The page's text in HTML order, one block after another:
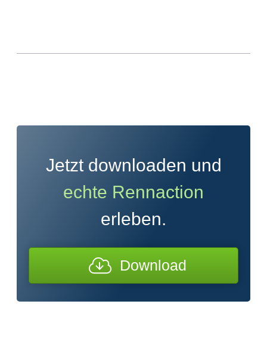
Jetzt downloaden und
echte Rennaction
erleben.
Download